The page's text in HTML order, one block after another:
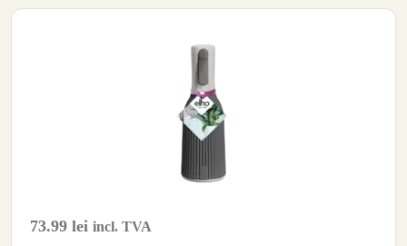
73.99 lei incl. TVA